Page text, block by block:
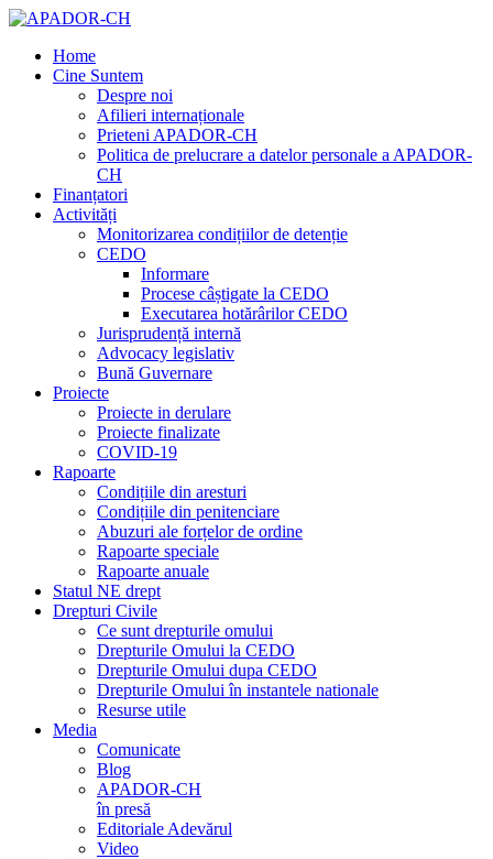
Home
Cine Suntem
Despre noi
Afilieri internaționale
Prieteni APADOR-CH
Politica de prelucrare a datelor personale a APADOR-
CH
Finanțatori
Activități
Monitorizarea condițiilor de detenție
CEDO
Informare
Procese câștigate la CEDO
Executarea hotărârilor CEDO
Jurisprudență internă
Advocacy legislativ
Bună Guvernare
Proiecte
Proiecte in derulare
Proiecte finalizate
COVID-19
Rapoarte
Condițiile din aresturi
Condițiile din penitenciare
Abuzuri ale forțelor de ordine
Rapoarte speciale
Rapoarte anuale
Statul NE drept
Drepturi Civile
Ce sunt drepturile omului
Drepturile Omului la CEDO
Drepturile Omului dupa CEDO
Drepturile Omului în instantele nationale
Resurse utile
Media
Comunicate
Blog
APADOR-CH
în presă
Editoriale Adevărul
Video